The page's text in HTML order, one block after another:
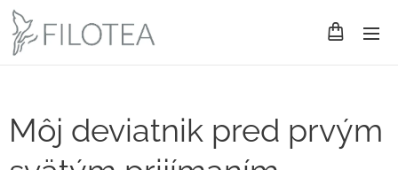
Môj deviatnik pred prvým